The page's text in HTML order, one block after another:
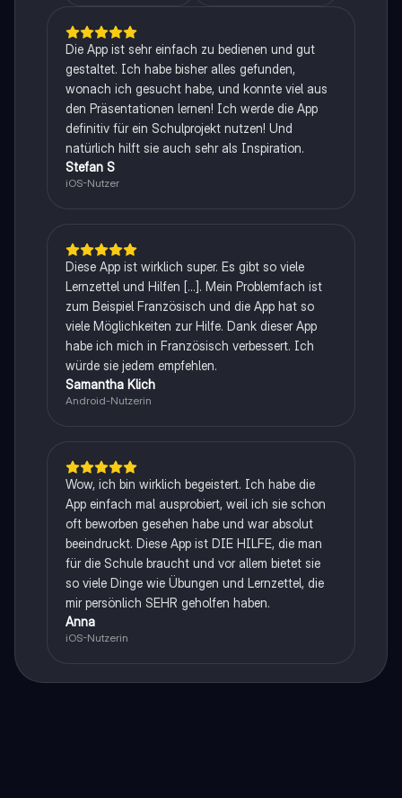
Die App ist sehr einfach zu bedienen und gut
gestaltet. Ich habe bisher alles gefunden,
wonach ich gesucht habe, und konnte viel aus
den Präsentationen lernen! Ich werde die App
definitiv für ein Schulprojekt nutzen! Und
natürlich hilft sie auch sehr als Inspiration.
Stefan S
iOS-Nutzer
Diese App ist wirklich super. Es gibt so viele
Lernzettel und Hilfen [...]. Mein Problemfach ist
zum Beispiel Französisch und die App hat so
viele Möglichkeiten zur Hilfe. Dank dieser App
habe ich mich in Französisch verbessert. Ich
würde sie jedem empfehlen.
Samantha Klich
Android-Nutzerin
Wow, ich bin wirklich begeistert. Ich habe die
App einfach mal ausprobiert, weil ich sie schon
oft beworben gesehen habe und war absolut
beeindruckt. Diese App ist DIE HILFE, die man
für die Schule braucht und vor allem bietet sie
so viele Dinge wie Übungen und Lernzettel, die
mir persönlich SEHR geholfen haben.
Anna
iOS-Nutzerin